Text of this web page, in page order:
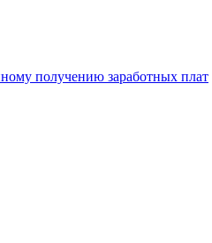
получению заработных плат